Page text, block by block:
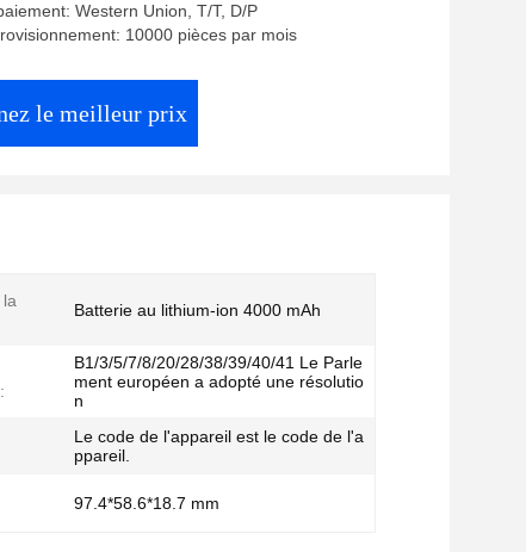
Western Union, T/T, D/P
10000 pièces par mois
le meilleur prix
Batterie au lithium-ion 4000 mAh
B1/3/5/7/8/20/28/38/39/40/41 Le Parle
ment européen a adopté une résolutio
n
Le code de l'appareil est le code de l'a
ppareil.
97.4*58.6*18.7 mm